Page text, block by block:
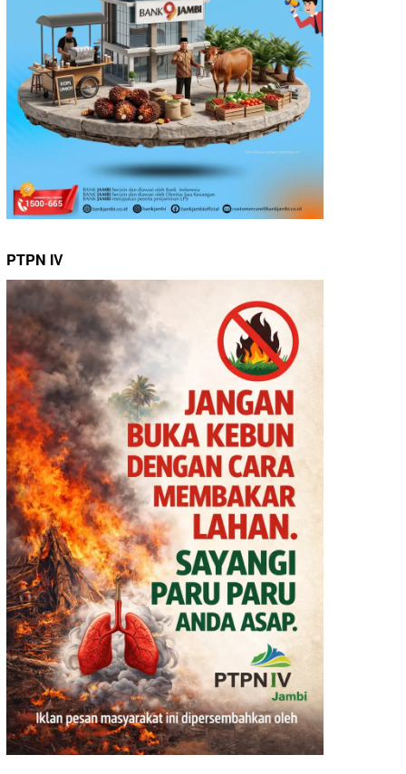
PTPN IV